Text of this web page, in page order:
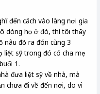
đến cách vào làng nơi gia
dòng họ ở đó, thì tôi thấy
nâu đỏ ra đón cùng 3
liệt sỹ trong đó có cha mẹ
1.
đưa liệt sỹ về nhà, mà
chưa đi về đến nơi, do vì